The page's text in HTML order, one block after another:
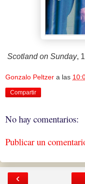
Scotland on Sunday,
Gonzalo Peltzer a las
Compartir
No hay comentarios:
Publicar un
‹